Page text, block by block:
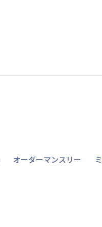
オーダーマンスリー